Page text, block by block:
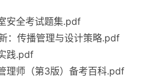
安全考试题集.pdf
：传播管理与设计策略.pdf
践.pdf
理师（第3版）备考百科.pdf